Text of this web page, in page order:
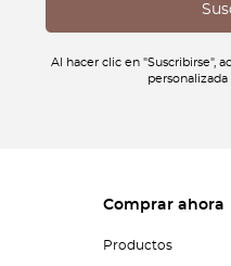
Al hacer clic en "Suscribirse",
personalizada
Comprar ahora
Productos